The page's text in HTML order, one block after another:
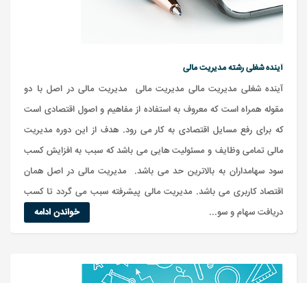
آینده شغلی رشته مدیریت مالی
آینده شغلی مدیریت مالی مدیریت مالی مدیریت مالی در اصل با دو
مقوله همراه است که معروف به استفاده از مفاهیم و اصول اقتصادی است
که برای رفع مسایل اقتصادی به کار می رود. هدف از این دوره مدیریت
مالی تمامی وظایف و مسئولیت هایی می باشد که سبب به افزایش کسب
سود سهامداران به بالاترین حد می باشد. مدیریت مالی در اصل همان
اقتصاد کاربری می باشد. مدیریت مالی پیشرفته سبب می گردد تا کسب
دریافت سهام و سو...
خواندن ادامه